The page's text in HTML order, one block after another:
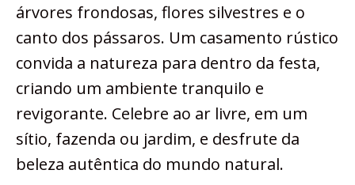
árvores frondosas, flores silvestres e o
canto dos pássaros. Um casamento rústico
convida a natureza para dentro da festa,
criando um ambiente tranquilo e
revigorante. Celebre ao ar livre, em um
sítio, fazenda ou jardim, e desfrute da
beleza autêntica do mundo natural.